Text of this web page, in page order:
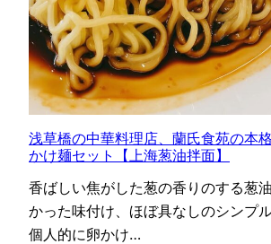
浅草橋の中華料理店、蘭氏食苑の本
かけ麺セット【上海葱油拌面】
香ばしい焦がした葱の香りのする葱
かった味付け、ほぼ具なしのシンプ
個人的に卵かけ…